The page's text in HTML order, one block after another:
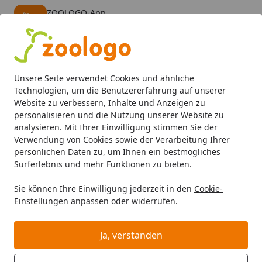
Unsere Seite verwendet Cookies und ähnliche
Technologien, um die Benutzererfahrung auf unserer
Website zu verbessern, Inhalte und Anzeigen zu
personalisieren und die Nutzung unserer Website zu
analysieren. Mit Ihrer Einwilligung stimmen Sie der
Verwendung von Cookies sowie der Verarbeitung Ihrer
persönlichen Daten zu, um Ihnen ein bestmögliches
Surferlebnis und mehr Funktionen zu bieten.
Sie können Ihre Einwilligung jederzeit in den Cookie-
Einstellungen anpassen oder widerrufen.
Ja, verstanden
ZOOLOGO-App
Alle Produkte
Mein Konto
Suchen
Startseite
Unser Speditionsversand
Speditionsversand /
Speditionslieferung
Großvolumige oder sehr schwere Ware wie
Gartenhäuser, Gerätehäuser, Geräteboxen, Saunen und
versandt werden, gelangen per Spedition zu Ihnen nach
Hause. Unsere Logistikpartner werden Sie auf jeden Fall